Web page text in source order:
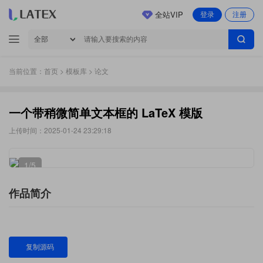
登录 注册
全站VIP
当前位置： 首页 > 模板库 > 论文
一个带稍微简单文本框的 LaTeX 模版
上传时间：2025-01-24 23:29:18
1/5
作品简介
复制源码